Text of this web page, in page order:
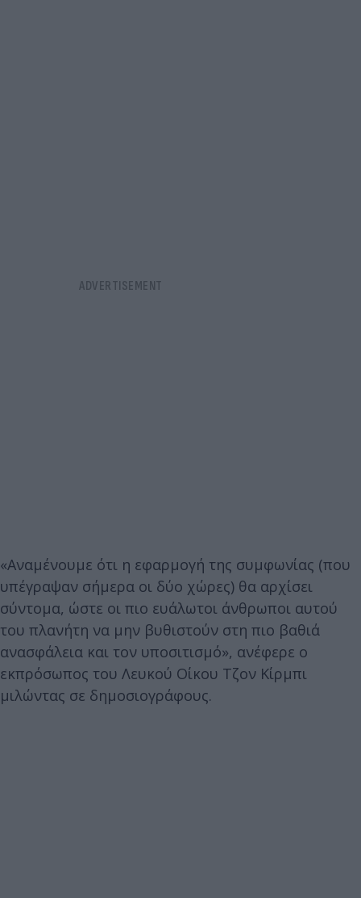
«Αναμένουμε ότι η εφαρμογή της συμφωνίας (που
υπέγραψαν σήμερα οι δύο χώρες) θα αρχίσει
σύντομα, ώστε οι πιο ευάλωτοι άνθρωποι αυτού
του πλανήτη να μην βυθιστούν στη πιο βαθιά
ανασφάλεια και τον υποσιτισμό», ανέφερε ο
εκπρόσωπος του Λευκού Οίκου Τζον Κίρμπι
μιλώντας σε δημοσιογράφους.